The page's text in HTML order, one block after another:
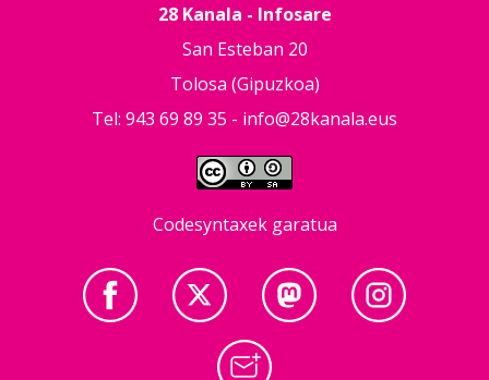
28 Kanala - Infosare
San Esteban 20
Tolosa (Gipuzkoa)
Tel: 943 69 89 35 - info@28kanala.eus
Codesyntaxek garatua